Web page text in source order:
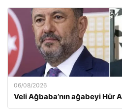
06/08/2026
Veli Ağbaba’nın ağabeyi Hür